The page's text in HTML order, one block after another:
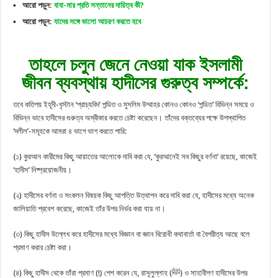
আরো পড়ুন:বাবা-মার প্রতি সন্তানের দায়িত্ব কী?
আরো পড়ুন:যাদের সঙ্গে ভালো আচরণ করতে হবে
তাহলে চলুন জেনে নেওয়া যাক ইসলামী
জীবন ব্যবস্থায় হাদীসের গুরুত্ব সম্পর্কে:
তবে কতিপয় ইহূদী-খৃস্টান ‘প্রাচ্যবিদ’ পন্ডিত ও মুসলিম উম্মাহর কোনও কোনও ‘পন্ডিত’ বিভিন্ন সময়ে ও
বিভিন্ন ভাবে হাদীসের গুরুত্ব অস্বীকার করতে চেষ্টা করেছেন। তাঁদের বক্তব্যের পক্ষে উপস্থাপিত
‘দলীল’-সমূহকে আমরা ৪ ভাগে ভাগ করতে পারি:
(১) কুরআন কারীমের কিছু আয়াতের আলোকে দাবি করা যে, ‘কুরআনেই সব কিছুর বর্ণনা’ রয়েছে, কাজেই
‘হাদীস’ নিষ্প্রয়োজনীয়।
(২) হাদীসের বর্ণনা ও সংকলন বিষয়ক কিছু আপত্তি উত্থাপন করে দাবি করা যে, হাদীসের মধ্যে অনেক
জালিয়াতি প্রবেশ করেছে, কাজেই তাঁর উপর নির্ভর করা যায় না।
(৩) কিছু হাদীস উল্লেখ করে হাদীসের মধ্যে বিজ্ঞান বা জ্ঞান বিরোধী কথাবার্তা বা বৈপরীত্য আছে বলে
প্রমাণ করার চেষ্টা করা।
(৪) কিছু হাদীস থেকে তাঁরা প্রমাণ (!) পেশ করেন যে, রাসূলুল্লাহ (ﷺ) ও সাহাবীগণ হাদীসের উপর